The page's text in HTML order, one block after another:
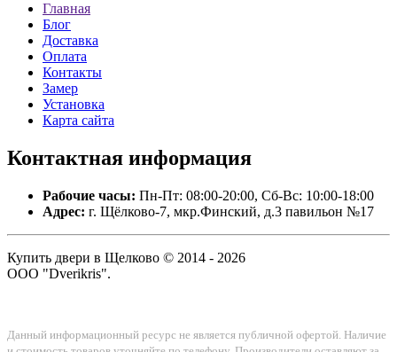
Главная
Блог
Доставка
Оплата
Контакты
Замер
Установка
Карта сайта
Контактная информация
Рабочие часы: Пн-Пт: 08:00-20:00, Сб-Вс: 10:00-18:00
Адрес: г. Щёлково-7, мкр.Финский, д.3 павильон №17
Купить двери в Щелково © 2014 - 2026
ООО "Dverikris".
Данный информационный ресурс не является публичной офертой. Наличие